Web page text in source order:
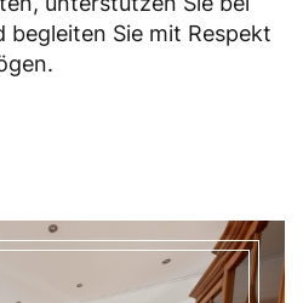
begleiten Sie mit Respekt